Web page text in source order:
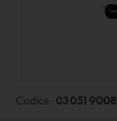
Codice: 030519008